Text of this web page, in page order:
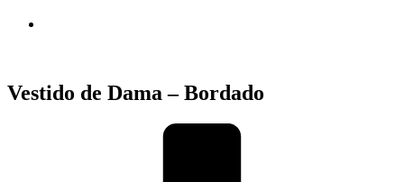
Vestido de Dama – Bordado